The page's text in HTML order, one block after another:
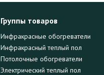
Группы товаров
Инфракрасные обогреватели
Инфракрасный теплый пол
Потолочные обогреватели
Электрический теплый пол